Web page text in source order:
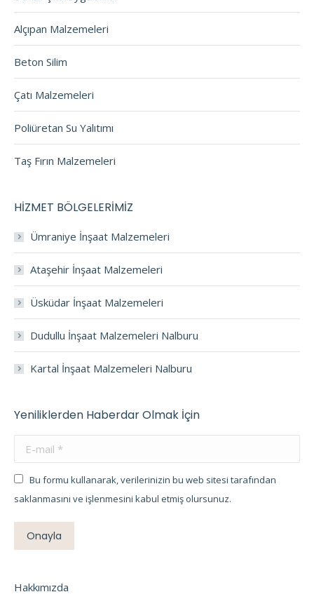
Alçıpan Malzemeleri
Beton Silim
Çatı Malzemeleri
Poliüretan Su Yalıtımı
Taş Fırın Malzemeleri
HİZMET BÖLGELERİMİZ
Ümraniye İnşaat Malzemeleri
Ataşehir İnşaat Malzemeleri
Üsküdar İnşaat Malzemeleri
Dudullu İnşaat Malzemeleri Nalburu
Kartal İnşaat Malzemeleri Nalburu
Yeniliklerden Haberdar Olmak İçin
E-mail *
Bu formu kullanarak, verilerinizin bu web sitesi tarafından
saklanmasını ve işlenmesini kabul etmiş olursunuz.
Onayla
Hakkımızda